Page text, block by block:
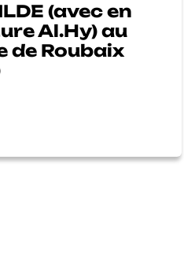
(avec en
Al.Hy) au
de Roubaix